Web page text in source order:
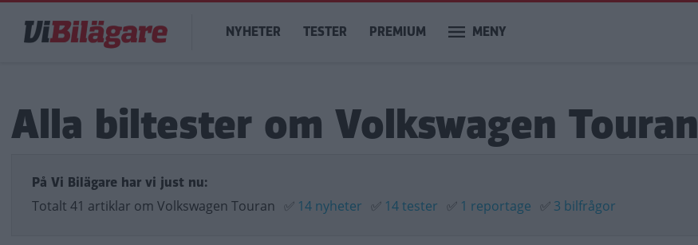
huvudinnehåll
Main
navigation
NYHETER TESTER PREMIUM MENY
Alla biltester om Volkswagen Touran
På Vi Bilägare har vi just nu:
Totalt 41 artiklar om Volkswagen Touran ✅ 14 nyheter ✅ 14 tester ✅ 1 reportage ✅ 3 bilfrågor